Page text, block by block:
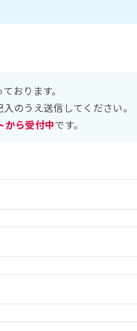
おります。
のうえ送信してください。
から受付中です。